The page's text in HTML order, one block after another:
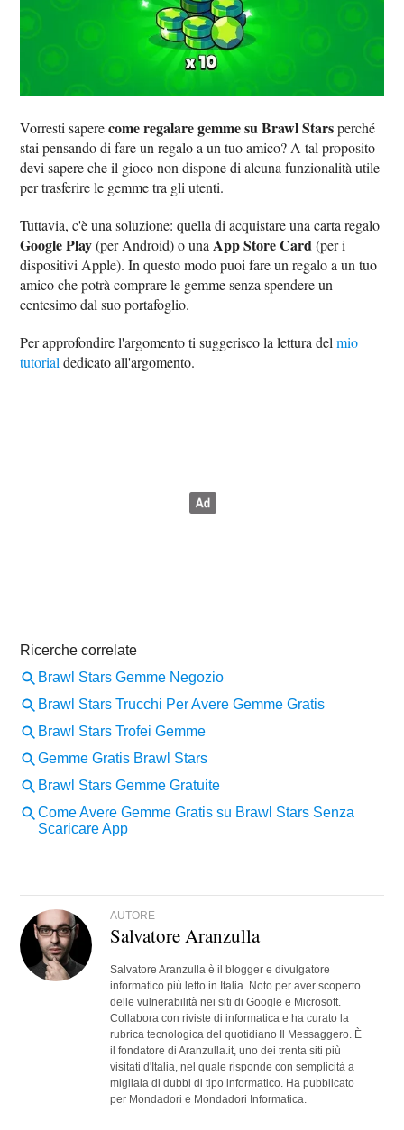
Vorresti saperecome regalare gemme su Brawl Starsperché
stai pensando di fare un regalo a un tuo amico? A tal proposito
devi sapere che il gioco non dispone di alcuna funzionalità utile
per trasferire le gemme tra gli utenti.
Tuttavia, c'è una soluzione: quella di acquistare una carta regalo
Google Play(per Android) o unaApp Store Card(per i
dispositivi Apple). In questo modo puoi fare un regalo a un tuo
amico che potrà comprare le gemme senza spendere un
centesimo dal suo portafoglio.
Per approfondire l'argomento ti suggerisco la lettura delmio
tutorialdedicato all'argomento.
AUTORE
Salvatore Aranzulla
Salvatore Aranzulla è il blogger e divulgatore
informatico più letto in Italia. Noto per aver scoperto
delle vulnerabilità nei siti di Google e Microsoft.
Collabora con riviste di informatica e ha curato la
rubrica tecnologica del quotidiano Il Messaggero. È
il fondatore di Aranzulla.it, uno dei trenta siti più
visitati d'Italia, nel quale risponde con semplicità a
migliaia di dubbi di tipo informatico. Ha pubblicato
per Mondadori e Mondadori Informatica.